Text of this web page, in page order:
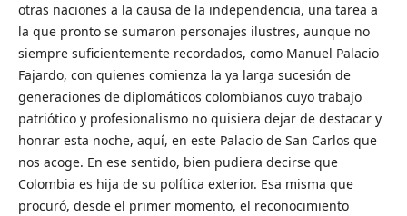
otras naciones a la causa de la independencia, una tarea a
la que pronto se sumaron personajes ilustres, aunque no
siempre suficientemente recordados, como Manuel Palacio
Fajardo, con quienes comienza la ya larga sucesión de
generaciones de diplomáticos colombianos cuyo trabajo
patriótico y profesionalismo no quisiera dejar de destacar y
honrar esta noche, aquí, en este Palacio de San Carlos que
nos acoge. En ese sentido, bien pudiera decirse que
Colombia es hija de su política exterior. Esa misma que
procuró, desde el primer momento, el reconocimiento